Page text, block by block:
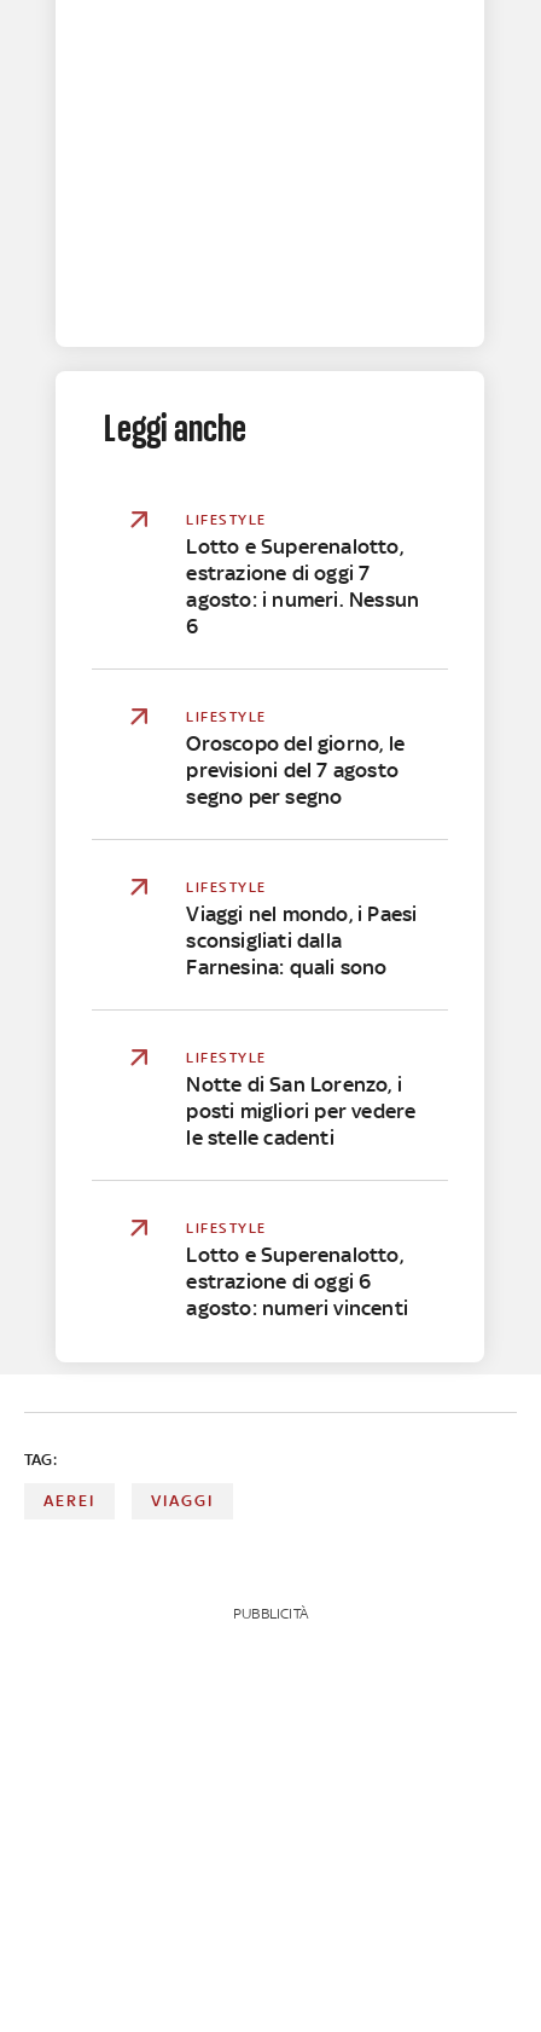
Leggi anche
LIFESTYLE
Lotto e Superenalotto,
estrazione di oggi 7
agosto: i numeri. Nessun
6
LIFESTYLE
Oroscopo del giorno, le
previsioni del 7 agosto
segno per segno
LIFESTYLE
Viaggi nel mondo, i Paesi
sconsigliati dalla
Farnesina: quali sono
LIFESTYLE
Notte di San Lorenzo, i
posti migliori per vedere
le stelle cadenti
LIFESTYLE
Lotto e Superenalotto,
estrazione di oggi 6
agosto: numeri vincenti
TAG:
AEREI VIAGGI
PUBBLICITÀ